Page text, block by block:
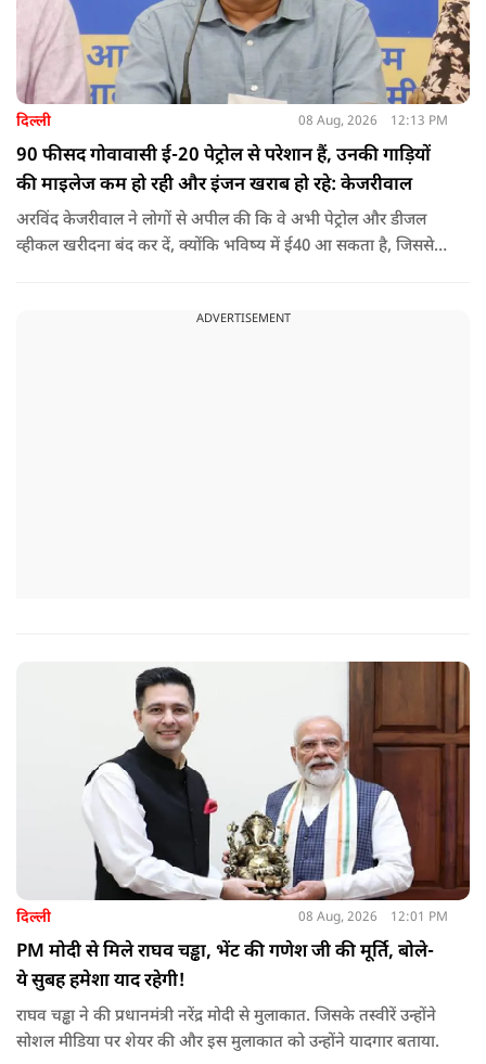
दिल्ली 08 Aug, 2026 12:13 PM
90 फीसद गोवावासी ई-20 पेट्रोल से परेशान हैं, उनकी गाड़ियों
की माइलेज कम हो रही और इंजन खराब हो रहे: केजरीवाल
अरविंद केजरीवाल ने लोगों से अपील की कि वे अभी पेट्रोल और डीजल
व्हीकल खरीदना बंद कर दें, क्योंकि भविष्य में ई40 आ सकता है, जिससे
ADVERTISEMENT
दिल्ली 08 Aug, 2026 12:01 PM
PM मोदी से मिले राघव चड्ढा, भेंट की गणेश जी की मूर्ति, बोले-
ये सुबह हमेशा याद रहेगी!
राघव चड्ढा ने की प्रधानमंत्री नरेंद्र मोदी से मुलाकात. जिसके तस्वीरें उन्होंने
सोशल मीडिया पर शेयर की और इस मुलाकात को उन्होंने यादगार बताया.